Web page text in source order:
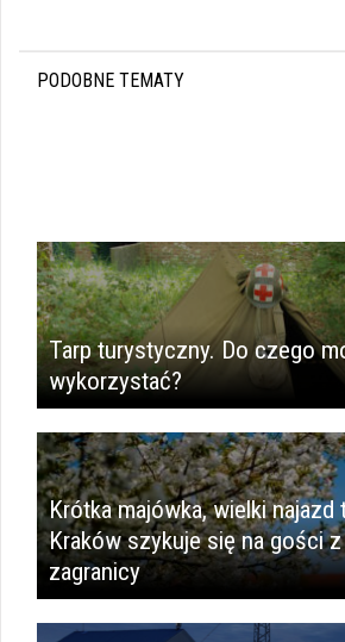
PODOBNE TEMATY
Tarp turystyczny. Do czego
wykorzystać?
Krótka majówka, wielki najazd
Kraków szykuje się na gości
zagranicy